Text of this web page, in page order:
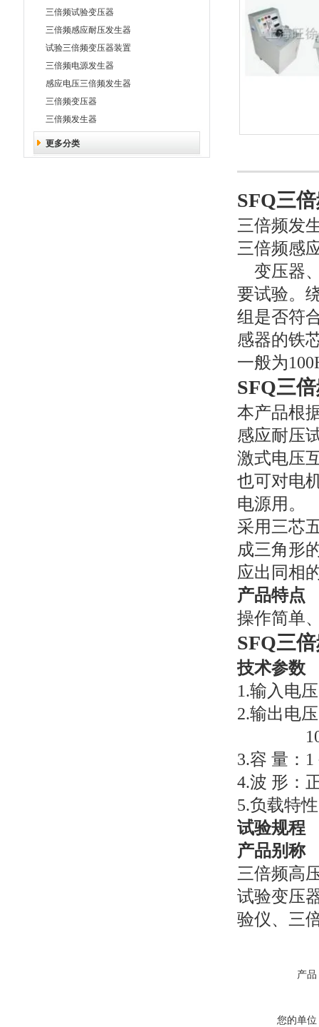
三倍频试验变压器
三倍频感应耐压发生器
试验三倍频变压器装置
三倍频电源发生器
感应电压三倍频发生器
三倍频变压器
三倍频发生器
更多分类
SFQ三
三倍频发
三倍频感
变压器
要试验。
组是否符
感器的铁
一般为
SFQ三
本产品根
感应耐压
激式电压
也可对电
电源用。
采用三芯
成三角形
应出同相
产品特点
操作简单
SFQ三
技术参数
1.输入电
2.输出电
3.容 量：
4.波 形：
5.负载特
试验规程
产品别称
三倍频高
试验变压
验仪、三
产品
您的单位